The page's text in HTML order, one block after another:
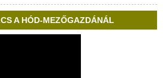
A HÓD-MEZŐGAZDÁNÁL